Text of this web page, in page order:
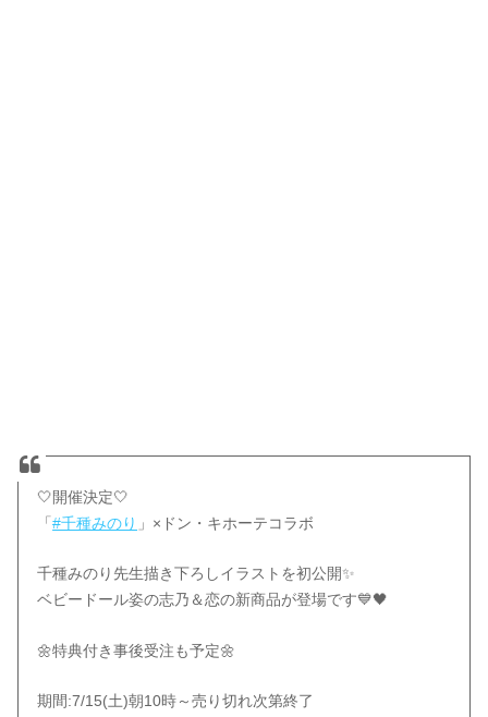
🤍開催決定🤍
「#千種みのり 」×ドン・キホーテコラボ
千種みのり先生描き下ろしイラストを初公開✨
ベビードール姿の志乃＆恋の新商品が登場です💙🖤
🌼特典付き事後受注も予定🌼
期間:7/15(土)朝10時～売り切れ次第終了